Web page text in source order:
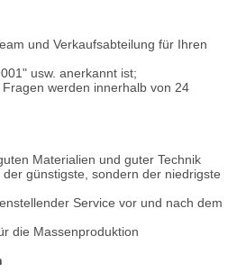
und Verkaufsabteilung für Ihren
usw. anerkannt ist;
werden innerhalb von 24
Materialien und guter Technik
günstigste, sondern der niedrigste
Service vor und nach dem
die Massenproduktion